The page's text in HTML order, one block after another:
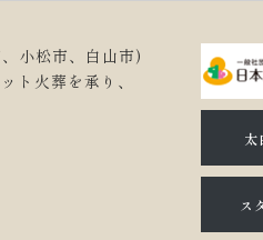
小松市、白山市)
ト火葬を承り、
太
ス